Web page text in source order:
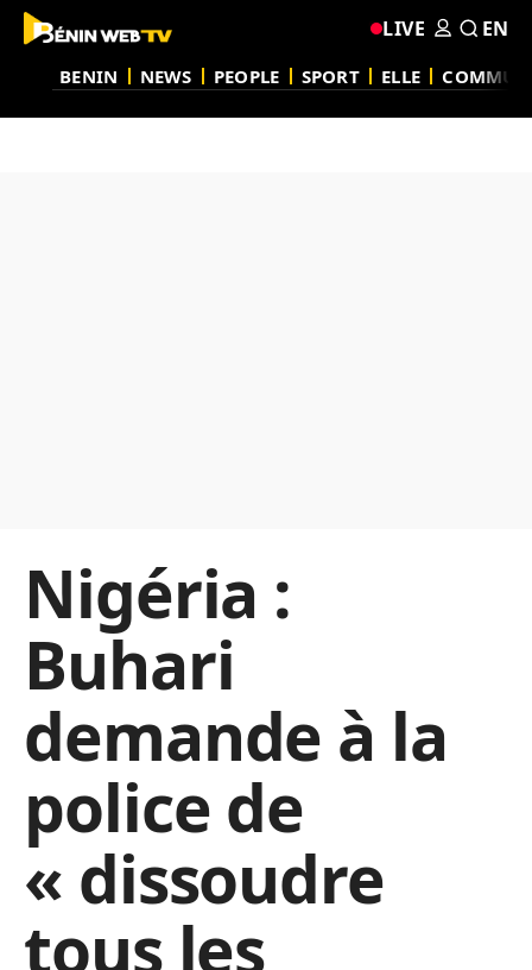
BENIN NEWS PEOPLE SPORT ELLE
LIVE EN
Nigéria :
Buhari
demande à la
police de
« dissoudre
tous les